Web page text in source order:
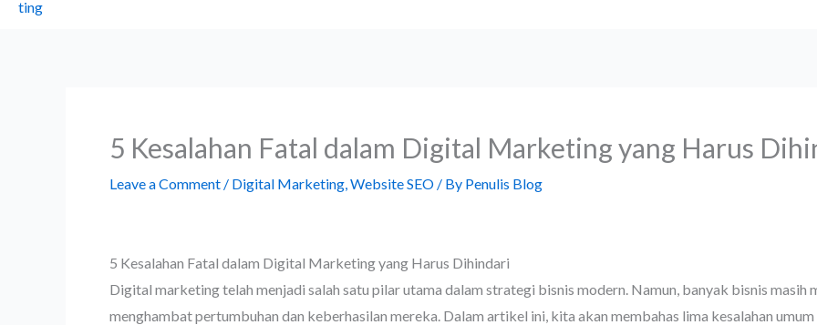
5 Kesalahan Fatal dalam Digital Marketing yang Harus
Leave a Comment / Digital Marketing,Website SEO / By Penulis Blog
5 Kesalahan Fatal dalam Digital Marketing yang Harus Dihindari
Digital marketing telah menjadi salah satu pilar utama dalam strategi bisnis modern. Namun, banyak bisnis masih
menghambat pertumbuhan dan keberhasilan mereka. Dalam artikel ini, kita akan membahas lima kesalahan